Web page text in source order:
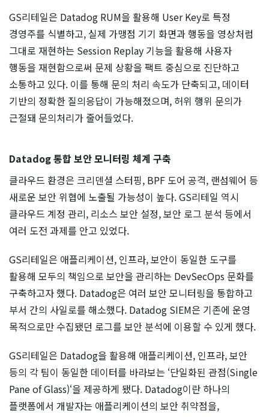
GS리테일은 Datadog RUM을 활용해 User Key로 특정
경영주를 식별하고, 실제 가맹점 기기 화면과 행동을 영상처럼
그대로 재현하는 Session Replay 기능을 활용해 사용자
행동을 재현함으로써 문제 상황을 팩트 중심으로 진단하고
소통하고 있다. 이를 통해 문의 처리 속도가 단축되고, 데이터
기반의 정확한 질의응답이 가능해졌으며, 허위 행위 문의가
근절돼 문의처리가 줄어들었다.
Datadog 통합 보안 모니터링 체계 구축
클라우드 환경은 크리덴셜 스터핑, BPF 도어 공격, 랜섬웨어 등
새로운 보안 위협에 노출될 가능성이 높다. GS리테일 역시
클라우드 계정 관리, 리소스 보안 설정, 보안 로그 분석 등에서
여러 도전 과제를 안고 있었다.
GS리테일은 애플리케이션, 인프라, 보안이 동일한 도구를
활용해 모두의 책임으로 보안을 관리하는 DevSecOps 문화를
구축하고자 했다. Datadog은 여러 보안 모니터링을 통합하고
부서 간의 사일로를 해소했다. Datadog SIEM은 기존에 운영
목적으로만 수집됐던 로그를 보안 분석에 이용할 수 있게 했다.
GS리테일은 Datadog을 활용해 애플리케이션, 인프라, 보안
등의 각 팀이 동일한 데이터를 바라보는 ‘단일화된 관점(Single
Pane of Glass)‘을 제공하게 됐다. Datadog이란 하나의
플랫폼에서 개발자는 애플리케이션의 보안 취약점을,